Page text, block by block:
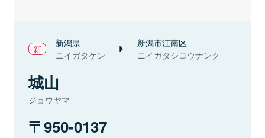
新潟県
ニイガタケン
新潟市江南区
ニイガタシコウナンク
城山
ジョウヤマ
950-0137